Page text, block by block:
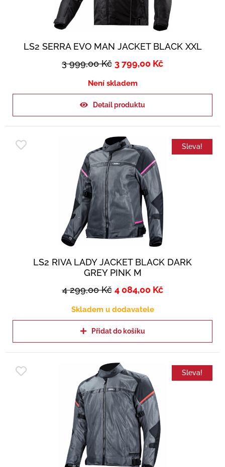
LS2 SERRA EVO MAN JACKET BLACK XXL
3 999,00Kč 3 799,00 Kč
Není skladem
Detail produktu
Sleva!
LS2 RIVA LADY JACKET BLACK DARK
GREY PINK M
4 299,00Kč 4 084,00 Kč
Skladem u dodavatele
Přidat do košíku
Sleva!